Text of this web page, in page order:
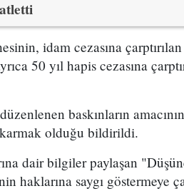
idam cezasına çarptırılan
50 yıl hapis cezasına
baskınların amacının
olduğu bildirildi.
dair bilgiler paylaşan
haklarına saygı göstermeye